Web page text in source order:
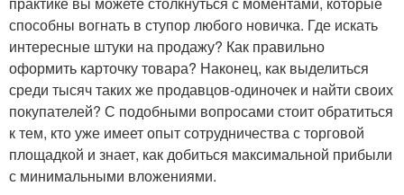
способны вогнать в ступор любого новичка. Где искать
интересные штуки на продажу? Как правильно
оформить карточку товара? Наконец, как выделиться
среди тысяч таких же продавцов-одиночек и найти своих
покупателей? С подобными вопросами стоит обратиться
к тем, кто уже имеет опыт сотрудничества с торговой
площадкой и знает, как добиться максимальной прибыли
с минимальными вложениями.